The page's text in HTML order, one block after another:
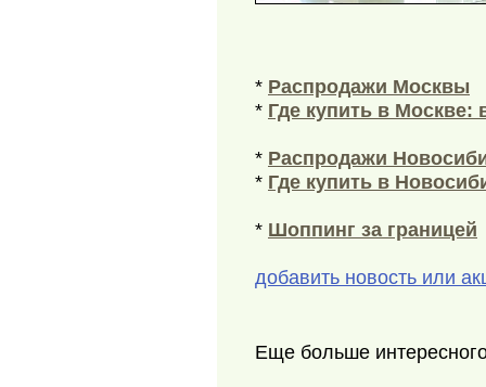
* Распродажи Москвы
* Где купить в
* Распродажи
* Где купить в
* Шоппинг за границей
добавить новость или
Еще больше